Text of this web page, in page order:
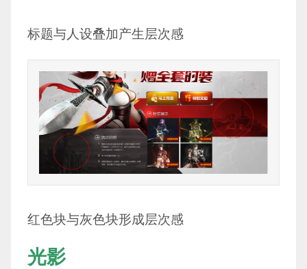
标题与人设叠加产生层次感
红色块与灰色块形成层次感
光影